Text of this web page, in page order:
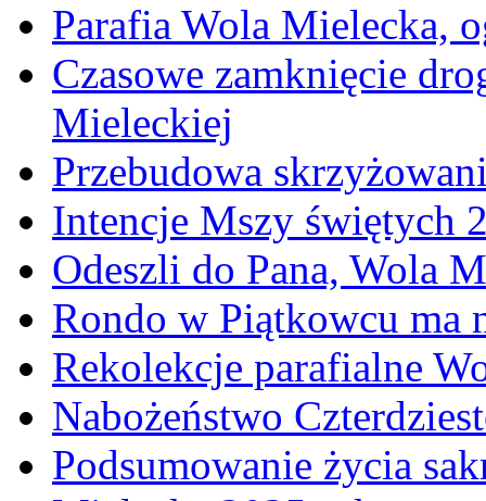
Parafia Wola Mielecka,
Czasowe zamknięcie
Mieleckiej
Przebudowa
Intencje Mszy świętych
Odeszli do Pana, Wola
Rondo w Piątkowcu ma
Rekolekcje parafialne
Nabożeństwo
Podsumowanie życia